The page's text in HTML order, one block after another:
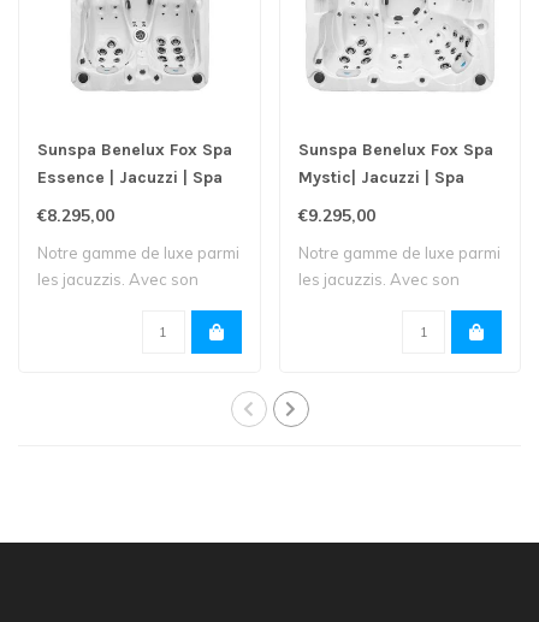
Sunspa Benelux Fox Spa
Essence | Jacuzzi | Spa
€8.295,00
Notre gamme de luxe parmi
les jacuzzis. Avec son
Sunspa Benelux Fox Spa
Mystic| Jacuzzi | Spa
€9.295,00
Notre gamme de luxe parmi
les jacuzzis. Avec son